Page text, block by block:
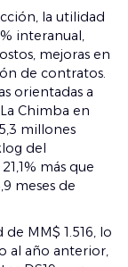
la utilidad
interanual,
mejoras en
de contratos.
orientadas a
Chimba en
millones
del
más que
meses de
MM$ 1.516, lo
al año anterior,